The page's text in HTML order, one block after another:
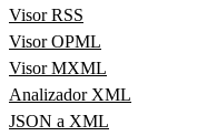
Visor RSS
Visor OPML
Visor MXML
Analizador XML
JSON a XML